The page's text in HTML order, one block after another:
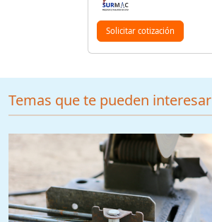
Solicitar cotización
Temas que te pueden interesar